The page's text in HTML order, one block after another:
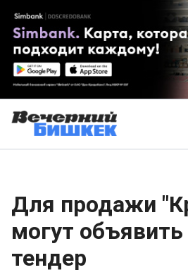
Для продажи
могут
тендер